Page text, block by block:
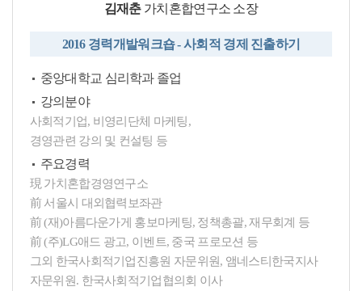
김재춘가치혼합연구소 소장
2016 경력개발워크숍 - 사회적 경제 진출하기
중앙대학교 심리학과 졸업
강의분야
사회적기업, 비영리단체 마케팅,
경영관련 강의 및 컨설팅 등
주요경력
現 가치혼합경영연구소
前 서울시 대외협력보좌관
前 (재)아름다운가게 홍보마케팅, 정책총괄, 재무회계 등
前 (주)LG애드 광고, 이벤트, 중국 프로모션 등
그외 한국사회적기업진흥원 자문위원, 앰네스티한국지사
자문위원. 한국사회적기업협의회 이사